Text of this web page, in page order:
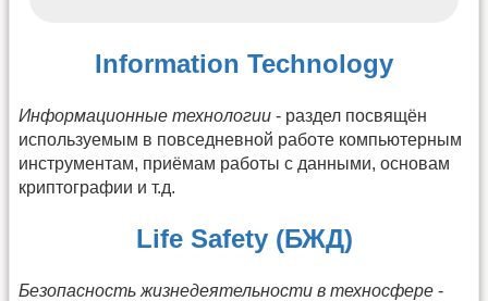
Information Technology
Информационные технологии - раздел посвящён
используемым в повседневной работе компьютерным
инструментам, приёмам работы с данными, основам
криптографии и т.д.
Life Safety (БЖД)
Безопасность жизнедеятельности в техносфере -